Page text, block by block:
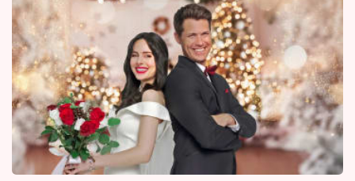
Seriály
Horoskopy
Sledujte prima+
Filmový festival Karlovy Vary